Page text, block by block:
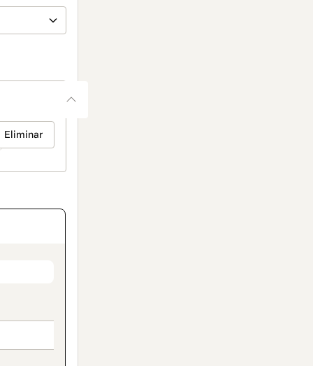
Eliminar